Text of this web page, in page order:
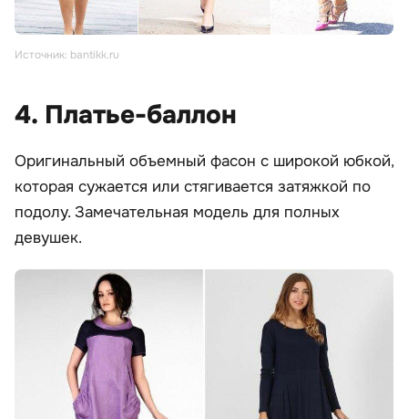
Источник: bantikk.ru
4. Платье-баллон
Оригинальный объемный фасон с широкой юбкой,
которая сужается или стягивается затяжкой по
подолу. Замечательная модель для полных
девушек.